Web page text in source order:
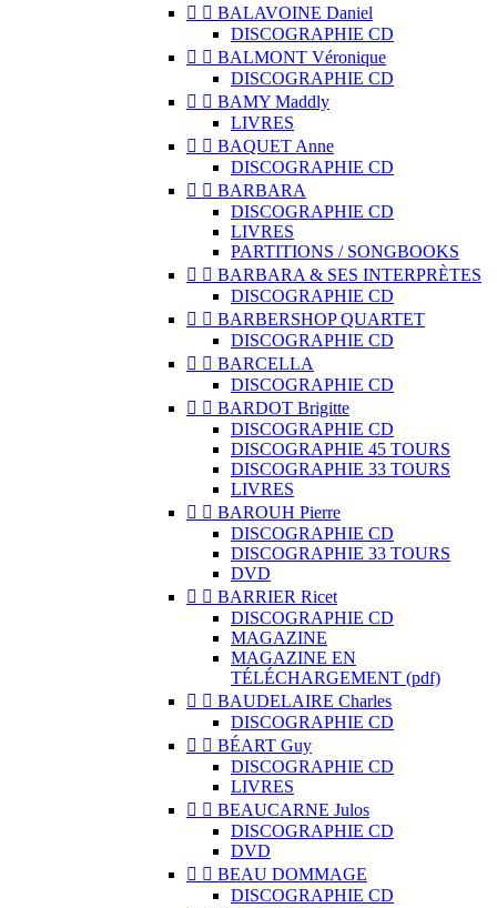
  BALAVOINE Daniel
DISCOGRAPHIE CD
  BALMONT Véronique
DISCOGRAPHIE CD
  BAMY Maddly
LIVRES
  BAQUET Anne
DISCOGRAPHIE CD
  BARBARA
DISCOGRAPHIE CD
LIVRES
PARTITIONS / SONGBOOKS
  BARBARA & SES INTERPRÈTES
DISCOGRAPHIE CD
  BARBERSHOP QUARTET
DISCOGRAPHIE CD
  BARCELLA
DISCOGRAPHIE CD
  BARDOT Brigitte
DISCOGRAPHIE CD
DISCOGRAPHIE 45 TOURS
DISCOGRAPHIE 33 TOURS
LIVRES
  BAROUH Pierre
DISCOGRAPHIE CD
DISCOGRAPHIE 33 TOURS
DVD
  BARRIER Ricet
DISCOGRAPHIE CD
MAGAZINE
MAGAZINE EN
TÉLÉCHARGEMENT (pdf)
  BAUDELAIRE Charles
DISCOGRAPHIE CD
  BÉART Guy
DISCOGRAPHIE CD
LIVRES
  BEAUCARNE Julos
DISCOGRAPHIE CD
DVD
  BEAU DOMMAGE
DISCOGRAPHIE CD